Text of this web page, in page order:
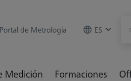
Portal de Metrología ES
Medición Formaciones